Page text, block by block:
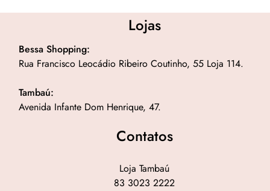
Lojas
Bessa Shopping:
Rua Francisco Leocádio Ribeiro Coutinho, 55 Loja 114.
Tambaú:
Avenida Infante Dom Henrique, 47.
Contatos
Loja Tambaú
83 3023 2222